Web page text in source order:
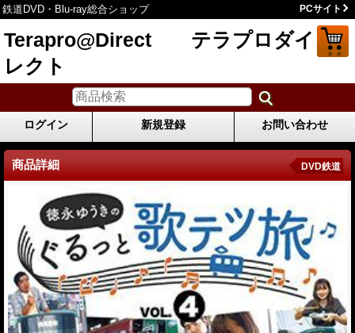
鉄道DVD・Blu-ray総合ショップ PCサイト
Terapro@Direct テラプロダイ
レクト
ログイン 新規登録 お問い合わせ
商品詳細 DVD鉄道